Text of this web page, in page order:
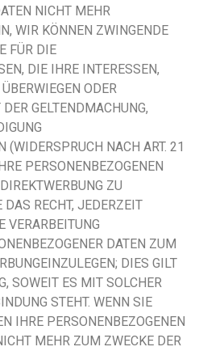
NICHT MEHR
WIR KÖNNEN ZWINGENDE
FÜR DIE
DIE IHRE INTERESSEN,
ODER
GELTENDMACHUNG,
(WIDERSPRUCH NACH ART. 21
PERSONENBEZOGENEN
ZU
RECHT, JEDERZEIT
VERARBEITUNG
DATEN ZUM
DIES GILT
SOWEIT ES MIT SOLCHER
STEHT. WENN SIE
IHRE PERSONENBEZOGENEN
MEHR ZUM ZWECKE DER